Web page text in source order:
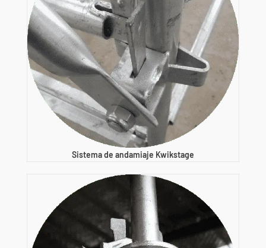
Sistema de andamiaje Kwikstage